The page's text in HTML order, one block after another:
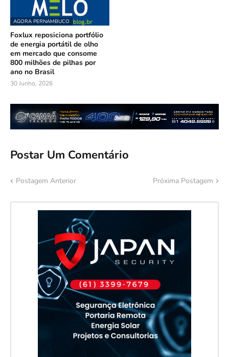
AGORA PERNAMBUCO
Foxlux reposiciona portfólio
de energia portátil de olho
em mercado que consome
800 milhões de pilhas por
ano no Brasil
30 Junho, 2026
Postar Um Comentário
Postagem Anterior Próxima Postagem